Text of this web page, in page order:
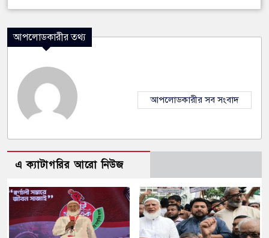
আপলোডকারীর তথ্য
আপলোডকারীর সব সংবাদ
এ ক্যাটাগরির আরো নিউজ